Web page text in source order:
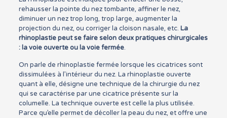
rehausser la pointe du nez tombante, affiner le nez,
diminuer un nez trop long, trop large, augmenter la
projection du nez, ou corriger la cloison nasale, etc. La
rhinoplastie peut se faire selon deux pratiques chirurgicales
: la voie ouverte ou la voie fermée.
On parle de rhinoplastie fermée lorsque les cicatrices sont
dissimulées à l’intérieur du nez. La rhinoplastie ouverte
quant à elle, désigne une technique de la chirurgie du nez
qui se caractérise par une cicatrice présente sur la
columelle. La technique ouverte est celle la plus utilisée.
Parce qu’elle permet de décoller la peau du nez, et offre une